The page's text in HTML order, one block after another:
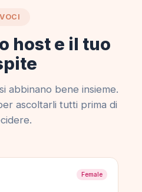
VOCI
host e il tuo
abbinano bene insieme.
ascoltarli tutti prima di
Female